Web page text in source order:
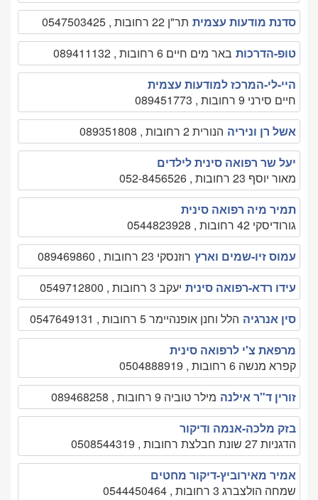
סדנת מודעות עצמית תר"ן 22 רחובות , 0547503425
טופ-הדרכות באר מים חיים 6 רחובות , 089411132
היי-לי-המרכז למודעות עצמית
חיים סירני 9 רחובות , 089451773
אשל רן וניריה הנורית 2 רחובות , 089351808
יעל שר רפואה סינית לילדים
מאור יוסף 23 רחובות , 052-8456526
תמיר מיה רפואה סינית
גורודיסקי 42 רחובות , 0544823928
עמוס זיו-שמים וארץ רוזנסקי 23 רחובות , 089469860
עידו רדא-רפואה סינית יעקב 3 רחובות , 0549712800
סין אנרגיה הלל וחנן אופנהיימר 5 רחובות , 0547649131
מרפאת צ'י לרפואה סינית
קפרא מנשה 6 רחובות , 0504888919
זורין ד"ר אילנה מילר טוביה 9 רחובות , 089468258
בזק מלכה-אנמה ודיקור
הדגניות 27 שונת חבלצת רחובות , 0508544319
אמיר מאירוביץ-דיקור מחטים
שמחה הולצברג 3 רחובות , 0544450464